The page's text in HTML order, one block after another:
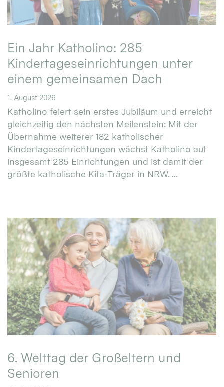
Ein Jahr Katholino: 285
Kindertageseinrichtungen unter
einem gemeinsamen Dach
1. August 2026
Katholino feiert sein erstes Jubiläum und erreicht
gleichzeitig den nächsten Meilenstein: Mit der
Übernahme weiterer 182 katholischer
Kindertageseinrichtungen wächst Katholino auf
insgesamt 285 Einrichtungen und ist damit der
größte katholische Kita-Träger in NRW. ...
6. Welttag der Großeltern und
Senioren